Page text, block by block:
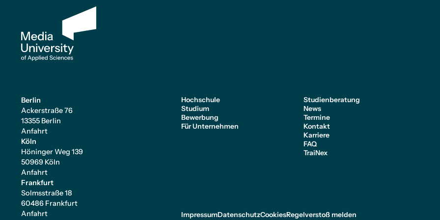
Berlin
Ackerstraße 76
13355 Berlin
Anfahrt
Köln
Höninger Weg 139
50969 Köln
Anfahrt
Frankfurt
Solmsstraße 18
60486 Frankfurt
Anfahrt
Hochschule
Studium
Bewerbung
Für Unternehmen
Studienberatung
News
Termine
Kontakt
Karriere
FAQ
TraiNex
ImpressumDatenschutzCookiesRegelverstoß melden